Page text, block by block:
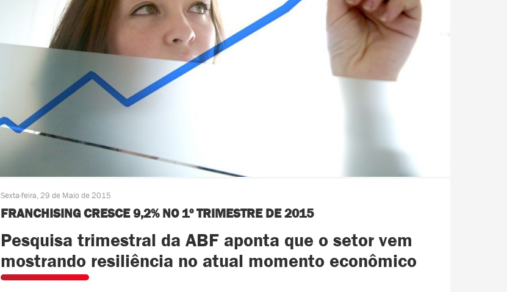
Sexta-feira, 29 de Maio de 2015
FRANCHISING CRESCE 9,2% NO 1º TRIMESTRE DE 2015
Pesquisa trimestral da ABF aponta que o setor vem
mostrando resiliência no atual momento econômico